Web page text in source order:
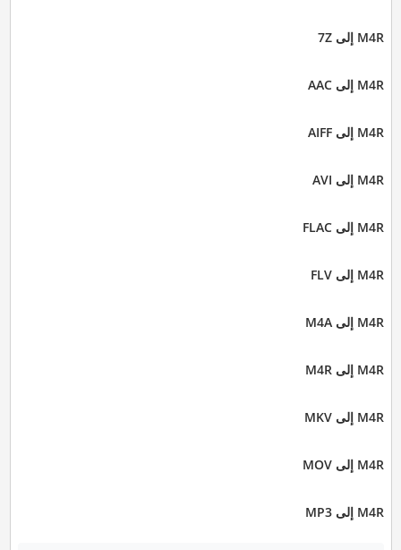
M4R إلى 7Z
M4R إلى AAC
M4R إلى AIFF
M4R إلى AVI
M4R إلى FLAC
M4R إلى FLV
M4R إلى M4A
M4R إلى M4R
M4R إلى MKV
M4R إلى MOV
M4R إلى MP3